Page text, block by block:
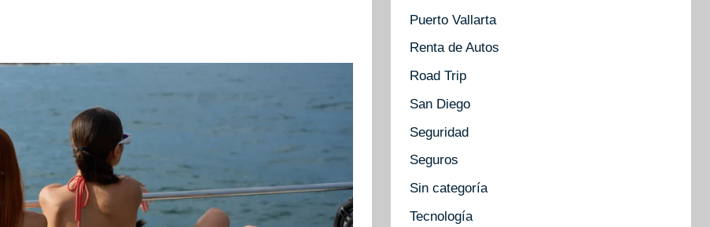
Puerto Vallarta
Renta de Autos
Road Trip
San Diego
Seguridad
Seguros
Sin categoría
Tecnología